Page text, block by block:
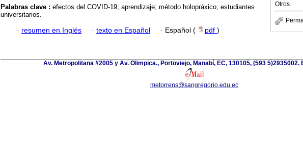
Otros
Palabras clave : efectos del COVID-19; aprendizaje; método holopráxico; estudiantes
universitarios.
· resumen en Inglés · texto en Español · Español ( pdf )
Av. Metropolitana #2005 y Av. Olimpica., Portoviejo, Manabí, EC, 130105, (593 5)2935002.
metorrens@sangregorio.edu.ec